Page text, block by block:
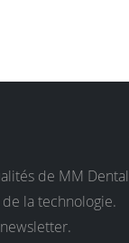
de MM Dental
la technologie.